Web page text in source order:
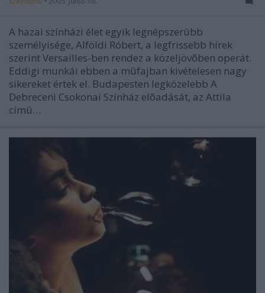
A hazai színházi élet egyik legnépszerûbb
személyisége, Alföldi Róbert, a legfrissebb hírek
szerint Versailles-ben rendez a közeljövõben operát.
Eddigi munkái ebben a mûfajban kivételesen nagy
sikereket értek el. Budapesten legközelebb A
Debreceni Csokonai Színház elõadását, az Attila
címû…